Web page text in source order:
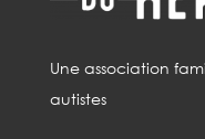
Une association
autistes